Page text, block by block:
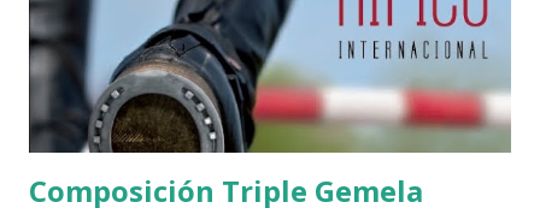
Composición Triple Gemela